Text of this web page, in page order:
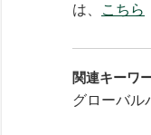
は、
こちら
関連キーワ
グローバル